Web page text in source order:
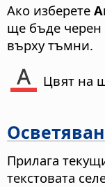
Ако изберете
ще бъде черен
върху тъмни.
Цвят на
Прилага
текстовата